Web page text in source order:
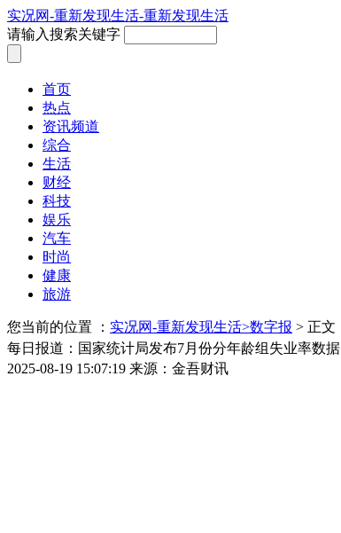
实况网-重新发现生活-重新发现生活
请输入搜索关键字
首页
热点
资讯频道
综合
生活
财经
科技
娱乐
汽车
时尚
健康
旅游
您当前的位置 ： 实况网-重新发现生活>数字报 > 正文
每日报道：国家统计局发布7月份分年龄组失业率数据
2025-08-19 15:07:19 来源：金吾财讯